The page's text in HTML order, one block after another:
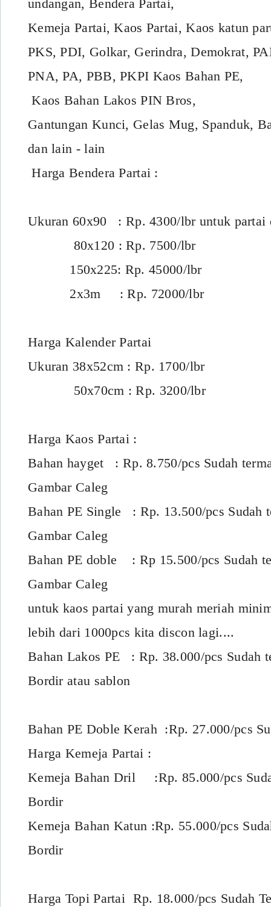
undangan, Bendera Partai,
Kemeja Partai, Kaos Partai, Kaos katun
PKS, PDI, Golkar, Gerindra, Demokrat,
PNA, PA, PBB, PKPI Kaos Bahan PE,
Kaos Bahan Lakos PIN Bros,
Gantungan Kunci, Gelas Mug, Spanduk,
dan lain - lain
Harga Bendera Partai :
Ukuran 60x90 : Rp. 4300/lbr untuk partai
80x120 : Rp. 7500/lbr
150x225: Rp. 45000/lbr
2x3m : Rp. 72000/lbr
Harga Kalender Partai
Ukuran 38x52cm : Rp. 1700/lbr
50x70cm : Rp. 3200/lbr
Harga Kaos Partai :
Bahan hayget : Rp. 8.750/pcs Sudah
Gambar Caleg
Bahan PE Single : Rp. 13.500/pcs Sudah
Gambar Caleg
Bahan PE doble : Rp 15.500/pcs Sudah
Gambar Caleg
untuk kaos partai yang murah meriah
lebih dari 1000pcs kita discon lagi....
Bahan Lakos PE : Rp. 38.000/pcs Sudah
Bordir atau sablon
Bahan PE Doble Kerah :Rp. 27.000/pcs
Harga Kemeja Partai :
Kemeja Bahan Dril :Rp. 85.000/pcs
Bordir
Kemeja Bahan Katun :Rp. 55.000/pcs
Bordir
Harga Topi Partai Rp. 18.000/pcs Sudah